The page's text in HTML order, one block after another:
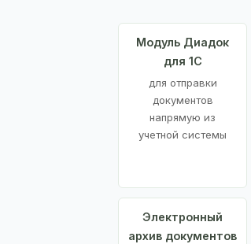
Модуль Диадок
для 1С
для отправки
документов
напрямую из
учетной системы
Электронный
архив документов